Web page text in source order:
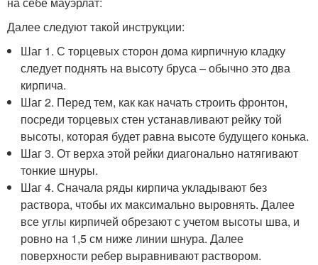
Далее следуют такой инструкции:
Шаг 1. С торцевых сторон дома кирпичную кладку
следует поднять на высоту бруса – обычно это два
кирпича.
Шаг 2. Перед тем, как как начать строить фронтон,
посреди торцевых стен устанавливают рейку той
высоты, которая будет равна высоте будущего конька.
Шаг 3. От верха этой рейки диагонально натягивают
тонкие шнуры.
Шаг 4. Сначала ряды кирпича укладывают без
раствора, чтобы их максимально выровнять. Далее
все углы кирпичей обрезают с учетом высоты шва, и
ровно на 1,5 см ниже линии шнура. Далее
поверхности ребер выравнивают раствором.